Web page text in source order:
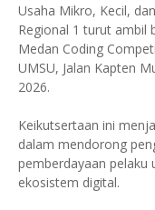
Usaha Mikro, Kecil,
Regional 1 turut ambil
Medan Coding
UMSU, Jalan Kapten
2026.
Keikutsertaan ini
dalam mendorong
pemberdayaan pelaku
ekosistem digital.